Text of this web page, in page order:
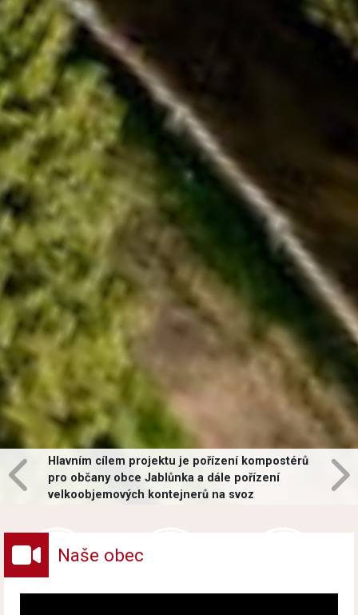
Hlavním cílem projektu je pořízení kompostérů
pro občany obce Jablůnka a dále pořízení
velkoobjemových kontejnerů na svoz
Naše obec